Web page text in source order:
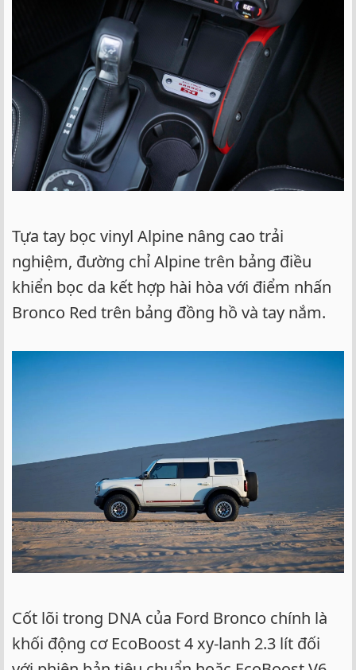
Tựa tay bọc vinyl Alpine nâng cao trải
nghiệm, đường chỉ Alpine trên bảng điều
khiển bọc da kết hợp hài hòa với điểm nhấn
Bronco Red trên bảng đồng hồ và tay nắm.
Cốt lõi trong DNA của Ford Bronco chính là
khối động cơ EcoBoost 4 xy-lanh 2.3 lít đối